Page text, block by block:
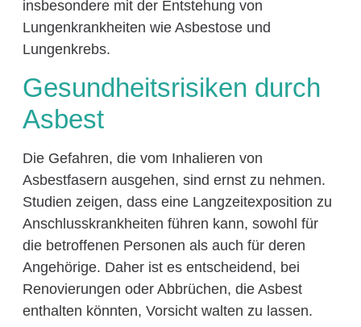
insbesondere mit der Entstehung von
Lungenkrankheiten wie Asbestose und
Lungenkrebs.
Gesundheitsrisiken durch
Asbest
Die Gefahren, die vom Inhalieren von
Asbestfasern ausgehen, sind ernst zu nehmen.
Studien zeigen, dass eine Langzeitexposition zu
Anschlusskrankheiten führen kann, sowohl für
die betroffenen Personen als auch für deren
Angehörige. Daher ist es entscheidend, bei
Renovierungen oder Abbrüchen, die Asbest
enthalten könnten, Vorsicht walten zu lassen.